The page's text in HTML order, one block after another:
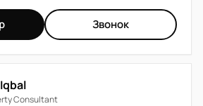
Звонок
Consultant